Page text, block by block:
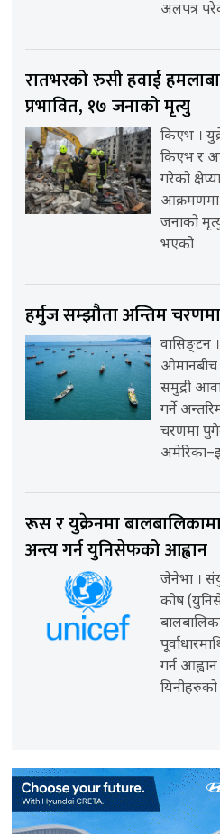
अलपत्र
रातभरको रुसी हवाई
प्रभावित, १७ जनाको मृत्यु
किएभ ।
किएभ र
गरेको
आक्रमणमा
जनाको
भएको
हर्मुज सम्झौता अन्तिम चरणमा
वासिङ्टन
ओमानबीच
समुद्री
गर्ने
चरणमा
रूस र युक्रेनमा
अन्त्य गर्न युनिसेफको आह्वान
जेनेभा ।
कोष
गर्न